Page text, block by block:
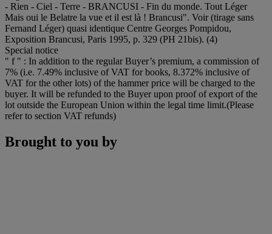
- Rien - Ciel - Terre - BRANCUSI - Fin du monde. Tout Léger
Mais oui le Belatre la vue et il est là ! Brancusi". Voir (tirage sans
Fernand Léger) quasi identique Centre Georges Pompidou,
Exposition Brancusi, Paris 1995, p. 329 (PH 21bis). (4)
Special notice
" f " : In addition to the regular Buyer’s premium, a commission of
7% (i.e. 7.49% inclusive of VAT for books, 8.372% inclusive of
VAT for the other lots) of the hammer price will be charged to the
buyer. It will be refunded to the Buyer upon proof of export of the
lot outside the European Union within the legal time limit.(Please
refer to section VAT refunds)
Brought to you by